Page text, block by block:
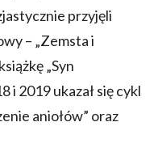
przyjęli
– „Zemsta i
„Syn
i 2019 ukazał się cykl
aniołów” oraz